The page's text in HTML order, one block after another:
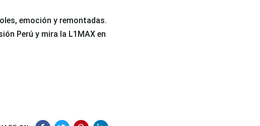
emoción y remontadas.
Perú y mira la L1MAX en